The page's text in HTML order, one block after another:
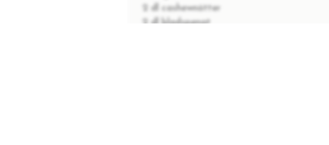
2 dl cashewnötter
2 dl bladspenat